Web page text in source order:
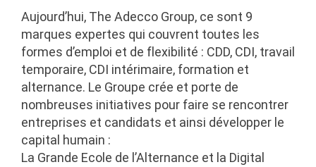
Aujourd’hui, The Adecco Group, ce sont 9
marques expertes qui couvrent toutes les
formes d’emploi et de flexibilité : CDD, CDI, travail
temporaire, CDI intérimaire, formation et
alternance. Le Groupe crée et porte de
nombreuses initiatives pour faire se rencontrer
entreprises et candidats et ainsi développer le
capital humain :
La Grande Ecole de l’Alternance et la Digital